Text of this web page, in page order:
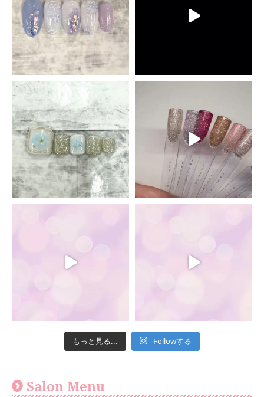
もっと見る... Followする
Salon Menu